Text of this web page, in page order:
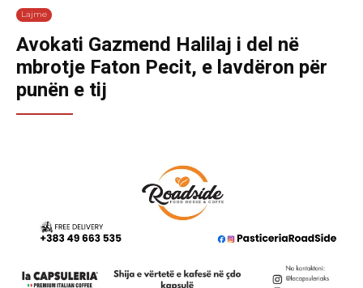
Lajme
Avokati Gazmend Halilaj i del në
mbrotje Faton Pecit, e lavdëron për
punën e tij